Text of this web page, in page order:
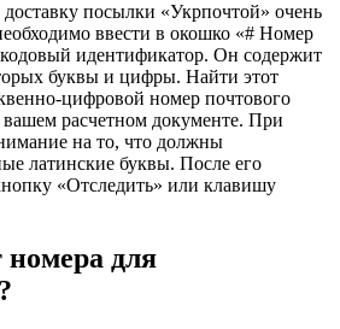
посылки «Укрпочтой» очень
ввести в окошко «# Номер
идентификатор. Он содержит
буквы и цифры. Найти этот
цифровой номер почтового
расчетном документе. При
на то, что должны
латинские буквы. После его
«Отследить» или клавишу
для